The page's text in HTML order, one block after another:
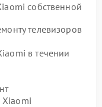
собственной
телевизоров
в течении